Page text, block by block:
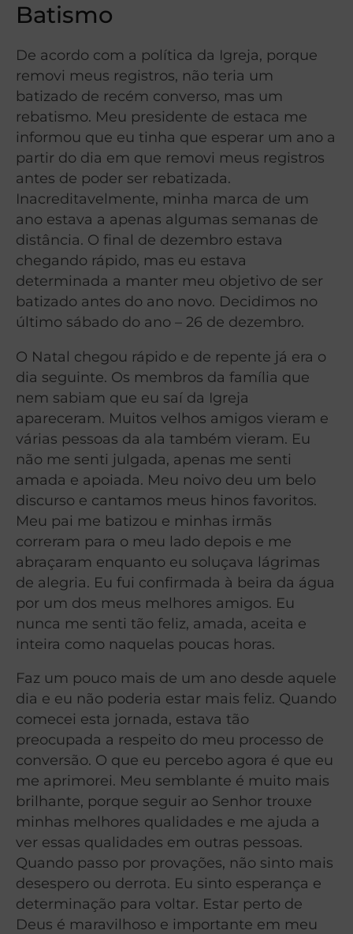
Batismo
De acordo com a política da Igreja, porque
removi meus registros, não teria um
batizado de recém converso, mas um
rebatismo. Meu presidente de estaca me
informou que eu tinha que esperar um ano a
partir do dia em que removi meus registros
antes de poder ser rebatizada.
Inacreditavelmente, minha marca de um
ano estava a apenas algumas semanas de
distância. O final de dezembro estava
chegando rápido, mas eu estava
determinada a manter meu objetivo de ser
batizado antes do ano novo. Decidimos no
último sábado do ano – 26 de dezembro.
O Natal chegou rápido e de repente já era o
dia seguinte. Os membros da família que
nem sabiam que eu saí da Igreja
apareceram. Muitos velhos amigos vieram e
várias pessoas da ala também vieram. Eu
não me senti julgada, apenas me senti
amada e apoiada. Meu noivo deu um belo
discurso e cantamos meus hinos favoritos.
Meu pai me batizou e minhas irmãs
correram para o meu lado depois e me
abraçaram enquanto eu soluçava lágrimas
de alegria. Eu fui confirmada à beira da água
por um dos meus melhores amigos. Eu
nunca me senti tão feliz, amada, aceita e
inteira como naquelas poucas horas.
Faz um pouco mais de um ano desde aquele
dia e eu não poderia estar mais feliz. Quando
comecei esta jornada, estava tão
preocupada a respeito do meu processo de
conversão. O que eu percebo agora é que eu
me aprimorei. Meu semblante é muito mais
brilhante, porque seguir ao Senhor trouxe
minhas melhores qualidades e me ajuda a
ver essas qualidades em outras pessoas.
Quando passo por provações, não sinto mais
desespero ou derrota. Eu sinto esperança e
determinação para voltar. Estar perto de
Deus é maravilhoso e importante em meu